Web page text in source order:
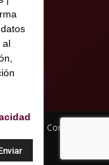
Contacte
al